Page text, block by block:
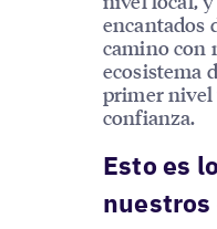
encantados
camino con
ecosistema
primer nivel
confianza.
Esto es